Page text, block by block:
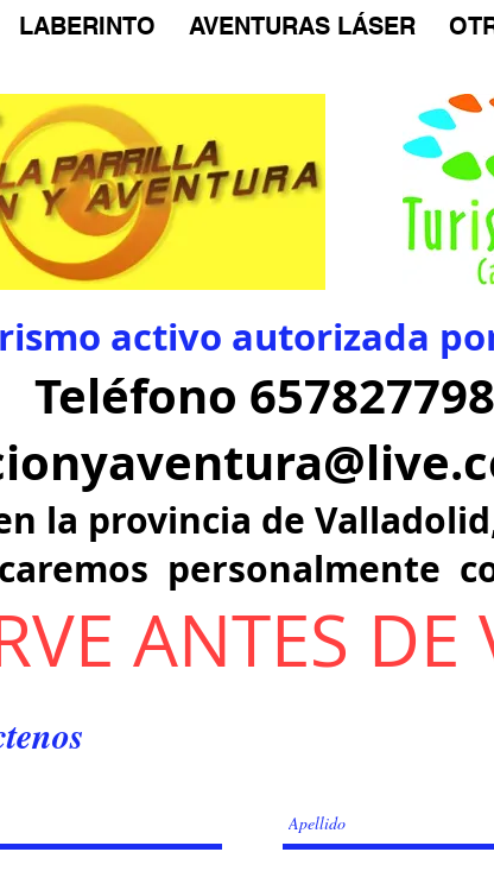
LABERINTO AVENTURAS LÁSER
activo autorizada por
657827798
provincia de
personalmente
ANTES DE